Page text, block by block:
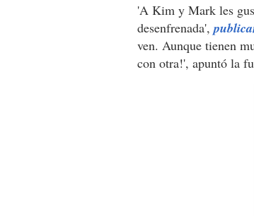
'A Kim y Mark les
desenfrenada',
ven. Aunque tienen
con otra!', apuntó la